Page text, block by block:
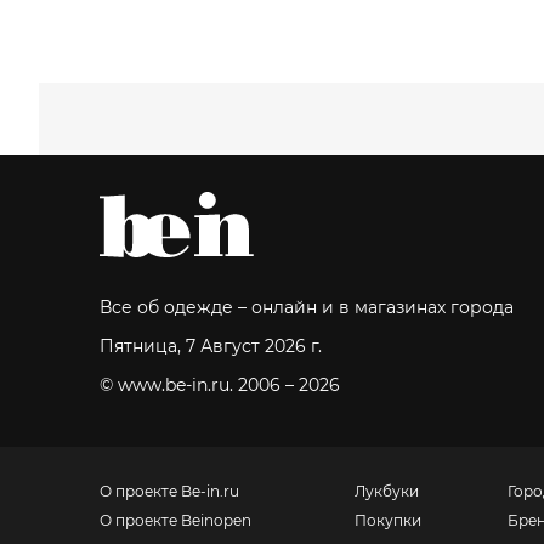
Все об одежде – онлайн и в магазинах города
Пятница, 7 Август 2026 г.
© www.be-in.ru. 2006 – 2026
О проекте Be-in.ru
О проекте Beinopen
Лукбуки
Покупки